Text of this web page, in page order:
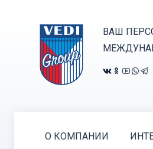
ВАШ
О КОМПАНИИ